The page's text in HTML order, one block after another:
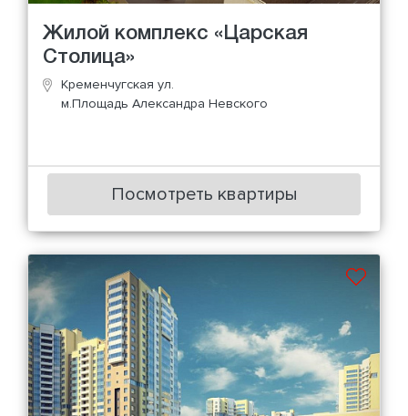
Жилой комплекс «Царская
Столица»
Кременчугская ул.
м.Площадь Александра Невского
Посмотреть квартиры